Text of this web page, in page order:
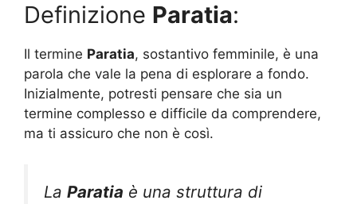
Definizione Paratia:
Il termine Paratia, sostantivo femminile, è una
parola che vale la pena di esplorare a fondo.
Inizialmente, potresti pensare che sia un
termine complesso e difficile da comprendere,
ma ti assicuro che non è così.
La Paratia è una struttura di